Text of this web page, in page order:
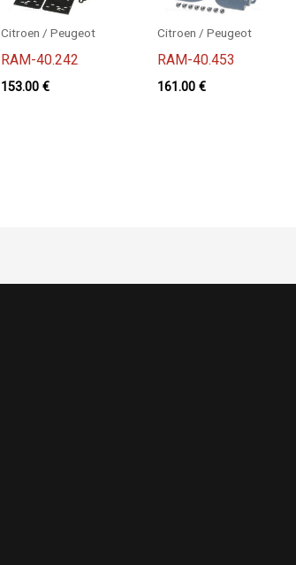
Citroen / Peugeot
RAM-40.242
153.00€
Citroen / Peugeot
RAM-40.453
161.00 €